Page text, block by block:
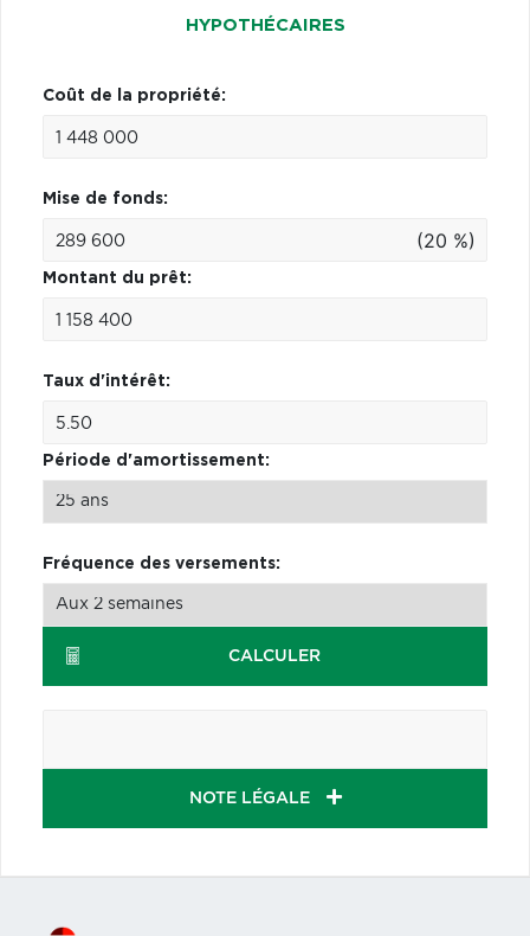
HYPOTHÉCAIRES
Coût de la propriété:
Mise de fonds:
(20 %)
Montant du prêt:
Taux d'intérêt:
Période d'amortissement:
Fréquence des versements:
CALCULER
NOTE LÉGALE